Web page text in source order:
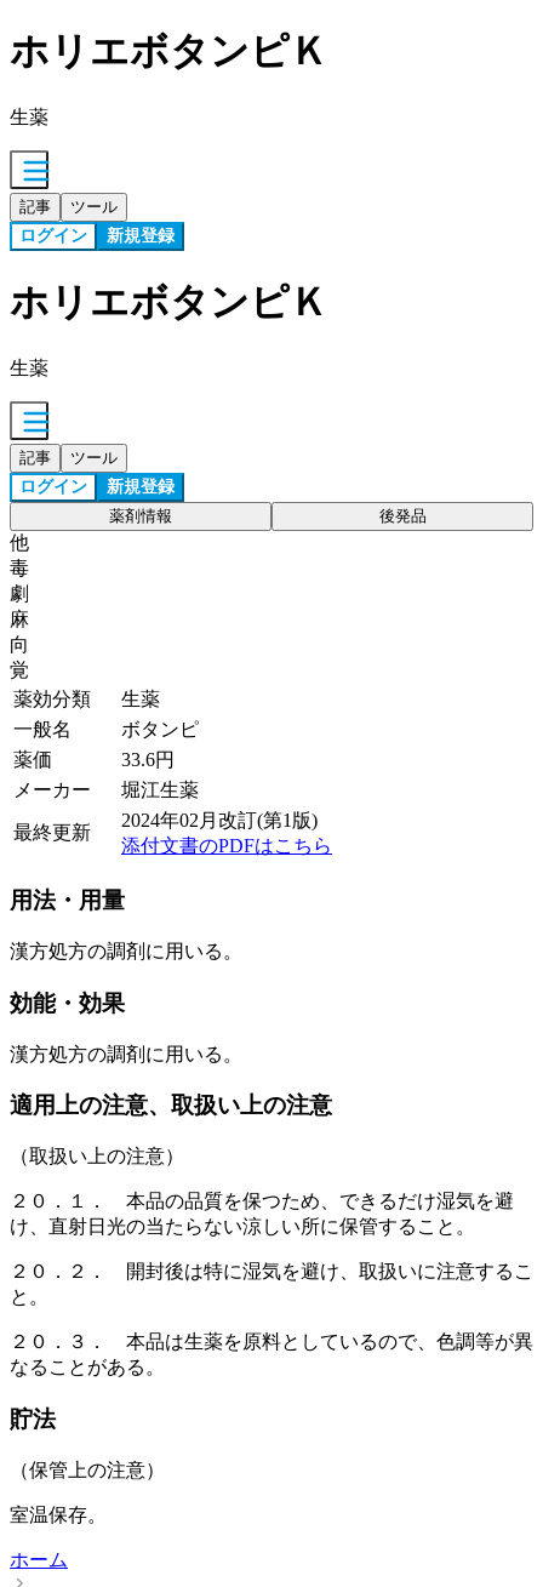
ホリエボタンピＫ
生薬
記事 ツール
ログイン 新規登録
ホリエボタンピＫ
生薬
記事 ツール
ログイン 新規登録
薬剤情報 後発品
他
毒
劇
麻
向
覚
薬効分類
生薬
一般名
ボタンピ
薬価
33.6円
メーカー
堀江生薬
最終更新
2024年02月改訂(第1版)
添付文書のPDFはこちら
用法・用量
漢方処方の調剤に用いる。
効能・効果
漢方処方の調剤に用いる。
適用上の注意、取扱い上の注意
（取扱い上の注意）
２０．１． 本品の品質を保つため、できるだけ湿気を避
け、直射日光の当たらない涼しい所に保管すること。
２０．２． 開封後は特に湿気を避け、取扱いに注意するこ
と。
２０．３． 本品は生薬を原料としているので、色調等が異
なることがある。
貯法
（保管上の注意）
室温保存。
ホーム